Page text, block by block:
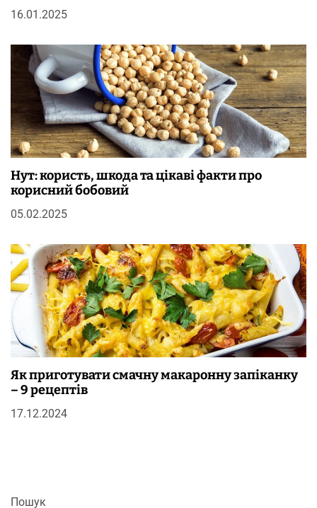
16.01.2025
Нут: користь, шкода та цікаві факти про
корисний бобовий
05.02.2025
Як приготувати смачну макаронну запіканку
– 9 рецептів
17.12.2024
Пошук